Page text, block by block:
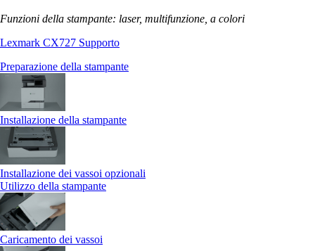
Funzioni della stampante: laser, multifunzione, a colori
Lexmark CX727 Supporto
Preparazione della stampante
Installazione della stampante
Installazione dei vassoi opzionali
Utilizzo della stampante
Caricamento dei vassoi